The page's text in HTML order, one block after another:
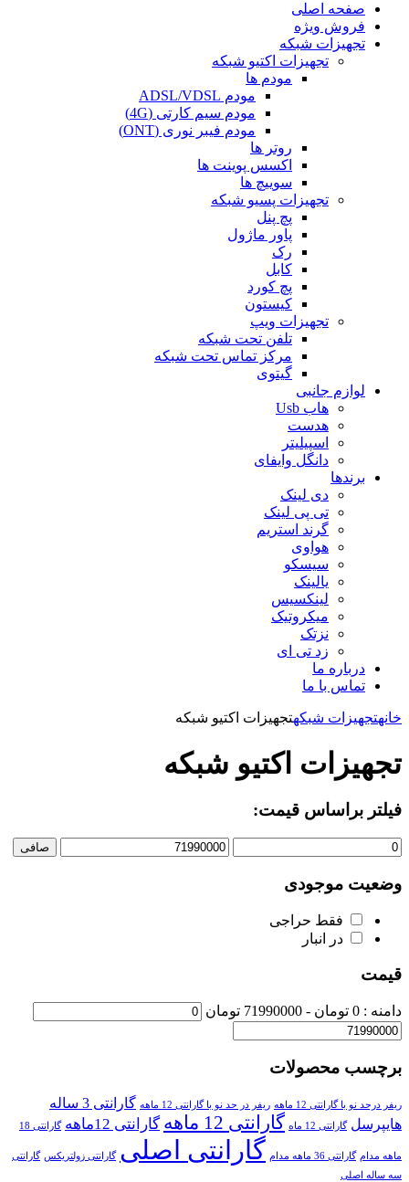
صفحه اصلی
فروش ویژه
تجهیزات شبکه
تجهیزات اکتیو شبکه
مودم ها
مودم ADSL/VDSL
مودم سیم کارتی (4G)
مودم فیبر نوری (ONT)
روتر ها
اکسس پوینت ها
سوییچ ها
تجهیزات پسیو شبکه
پچ پنل
پاور ماژول
رک
کابل
پچ کورد
کیستون
تجهیزات ویپ
تلفن تحت شبکه
مرکز تماس تحت شبکه
گیتوی
لوازم جانبی
هاب Usb
هدست
اسپیلیتر
دانگل وایفای
برندها
دی لینک
تی پی لینک
گرند استریم
هواوی
سیسکو
یالینک
لینکسیس
میکروتیک
نزتک
زد تی ای
درباره ما
تماس با ما
خانهتجهیزات شبکهتجهیزات اکتیو شبکه
تجهیزات اکتیو شبکه
فیلتر براساس قیمت:
صافی
وضعیت موجودی
فقط حراجی
در انبار
قیمت
دامنه : 0 تومان - 71990000 تومان
برچسب محصولات
ریفر درحد نو با گارانتی 12 ماهه ریفر در حد نو با گارانتی 12 ماهه
گارانتی 3 ساله
هایپرسل گارانتی 12 ماه گارانتی 12 ماهه گارانتی 12ماهه گارانتی 18
ماهه مدام گارانتی 36 ماهه مدام گارانتی اصلی گارانتی زولتریکس گارانتی
سه ساله اصلی